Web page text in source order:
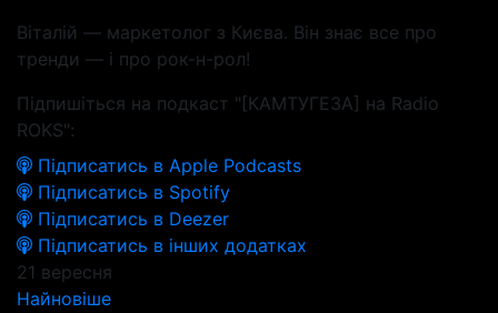
Віталій — маркетолог з Києва. Він знає все про
тренди — і про рок-н-рол!
Підпишіться на подкаст "[КАМТУГЕЗА] на Radio
ROKS":
Підписатись в Apple Podcasts
Підписатись в Spotify
Підписатись в Deezer
Підписатись в інших додатках
21 вересня
Найновіше